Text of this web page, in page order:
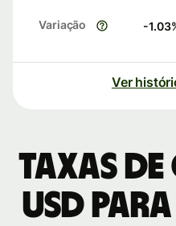
Variação -1.03
Ver
Taxas
USD